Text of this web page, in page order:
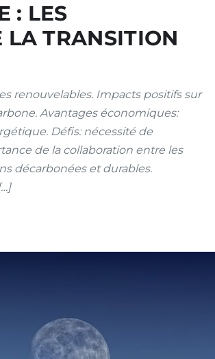
: LES
LA TRANSITION
renouvelables. Impacts positifs sur
Avantages économiques:
Défis: nécessité de
de la collaboration entre les
décarbonées et durables.